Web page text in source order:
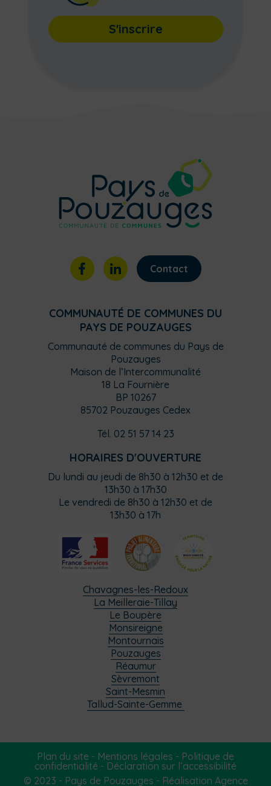
S'inscrire
Contact
COMMUNAUTÉ DE COMMUNES DU
PAYS DE POUZAUGES
Communauté de communes du Pays de
Pouzauges
Maison de l’Intercommunalité
18 La Fournière
BP 10267
85702 Pouzauges Cedex
Tél. 02 51 57 14 23
HORAIRES D'OUVERTURE
Du lundi au jeudi de 8h30 à 12h30 et de
13h30 à 17h30
Le vendredi de 8h30 à 12h30 et de
13h30 à 17h
Chavagnes-les-Redoux
La Meilleraie-Tillay
Le Boupère
Monsireigne
Montournais
Pouzauges
Réaumur
Sèvremont
Saint-Mesmin
Tallud-Sainte-Gemme
Plan du site - Mentions légales - Politique de
confidentialité - Déclaration sur l’accessibilité
© 2023 - Pays de Pouzauges - Réalisation Agence